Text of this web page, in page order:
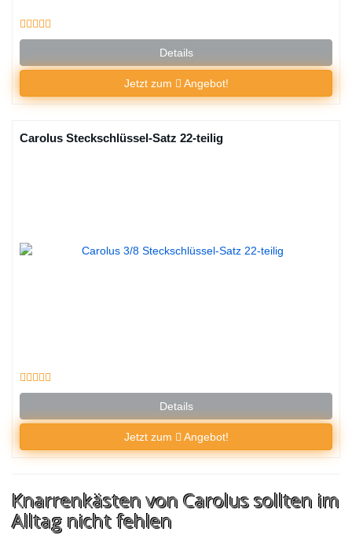
Details
Jetzt zum Angebot!
Carolus Steckschlüssel-Satz 22-teilig
Details
Jetzt zum Angebot!
Knarrenkästen von Carolus sollten im
Alltag nicht fehlen